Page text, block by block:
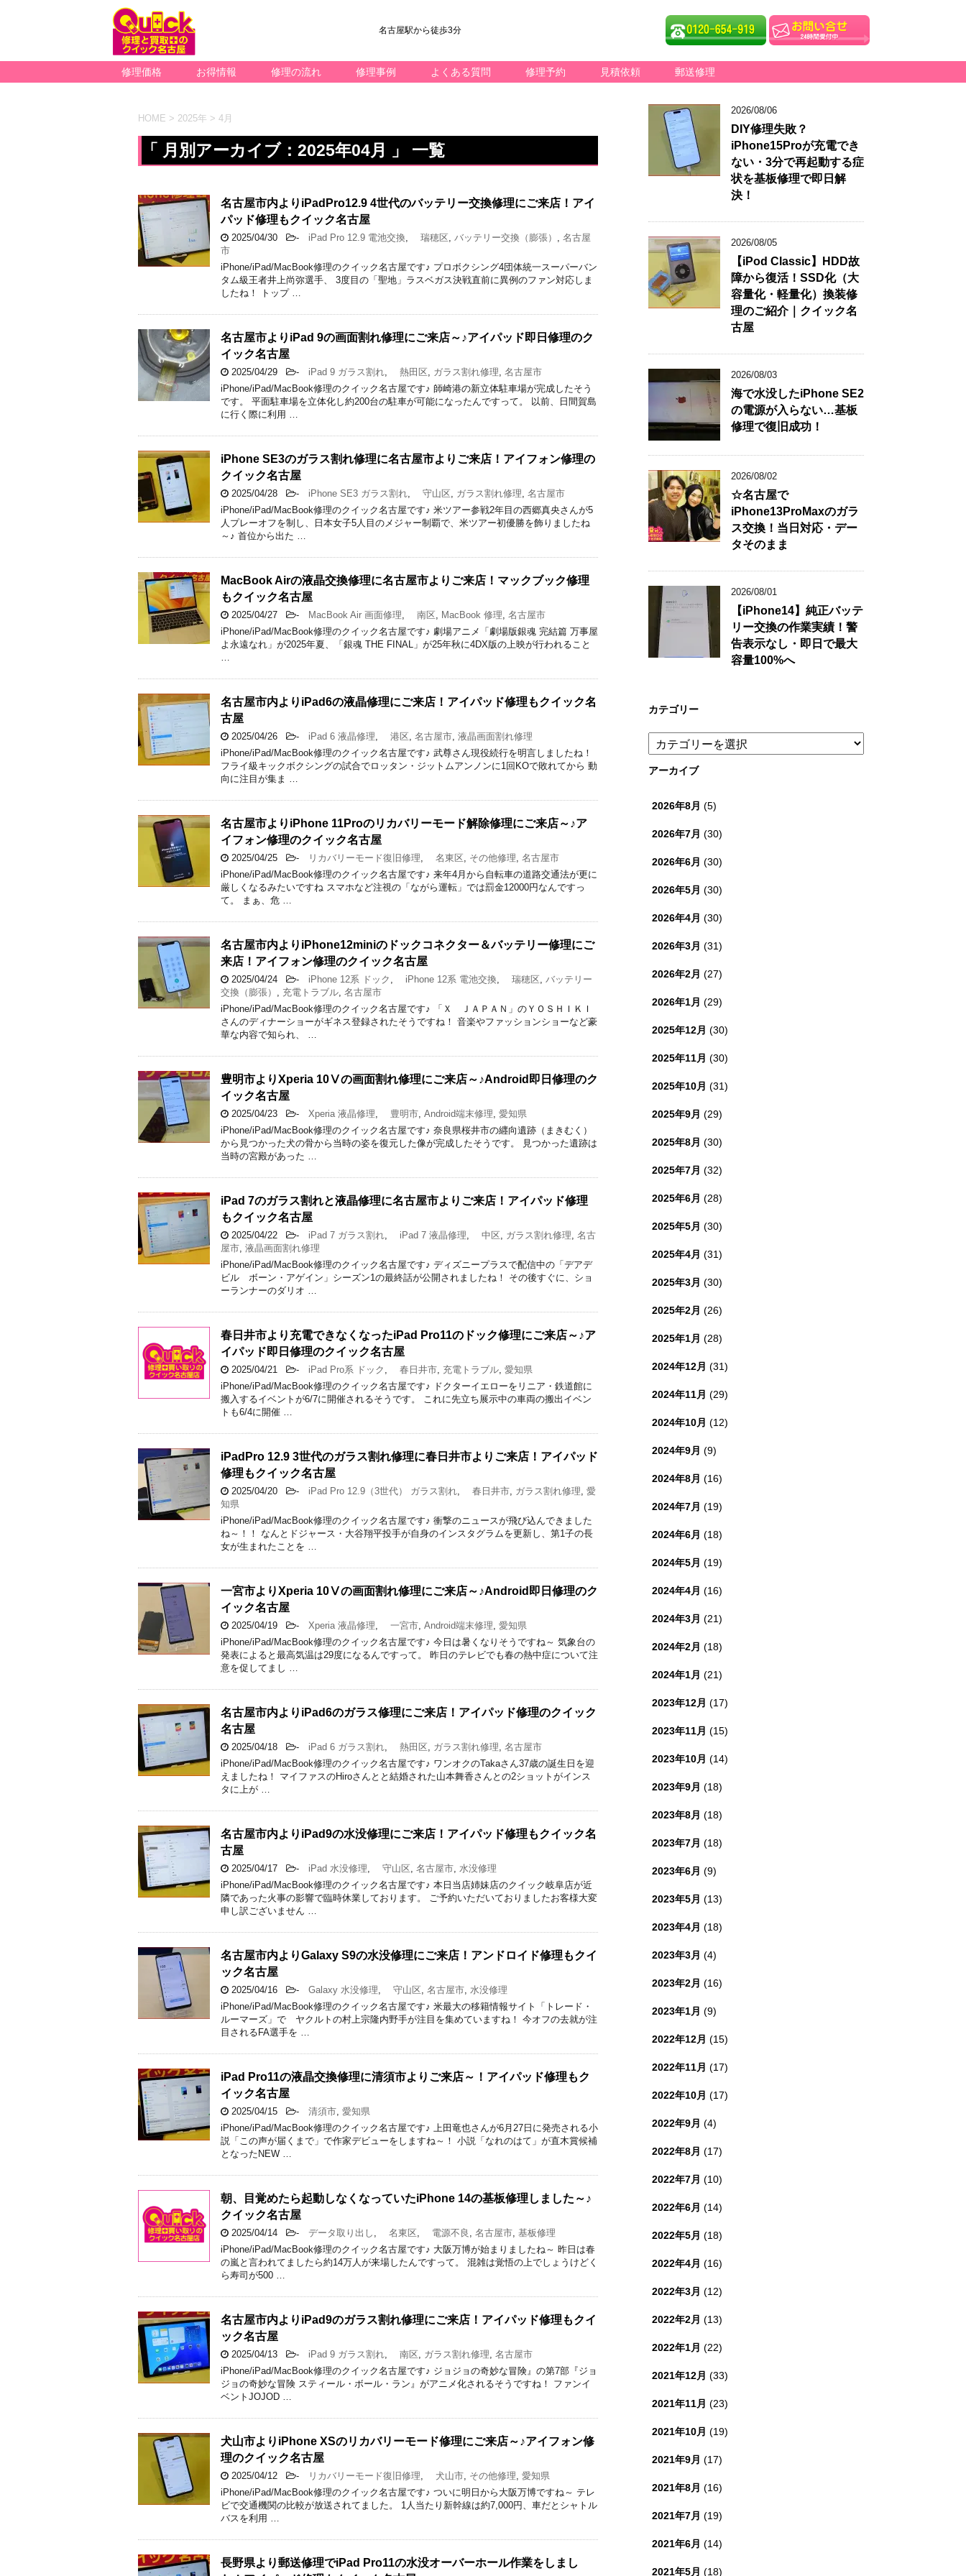
名古屋駅から徒歩3分
修理価格 お得情報 修理の流れ 修理事例 よくある質問 修理予約 見積依頼 郵送修理
HOME > 2025年 > 4月
「 月別アーカイブ：2025年04月 」 一覧
名古屋市内よりiPadPro12.9 4世代のバッテリー交換修理にご来店！アイ
パッド修理もクイック名古屋
2025/04/30 - iPad Pro 12.9 電池交換, 瑞穂区, バッテリー交換（膨張） , 名古屋
市
iPhone/iPad/MacBook修理のクイック名古屋です♪ プロボクシング4団体統一スーパーバン
タム級王者井上尚弥選手、 3度目の「聖地」ラスベガス決戦直前に異例のファン対応しま
したね！ トップ …
名古屋市よりiPad 9の画面割れ修理にご来店～♪アイパッド即日修理のク
イック名古屋
2025/04/29 - iPad 9 ガラス割れ, 熱田区, ガラス割れ修理, 名古屋市
iPhone/iPad/MacBook修理のクイック名古屋です♪ 師崎港の新立体駐車場が完成したそう
です。 平面駐車場を立体化し約200台の駐車が可能になったんですって。 以前、日間賀島
に行く際に利用 …
iPhone SE3のガラス割れ修理に名古屋市よりご来店！アイフォン修理の
クイック名古屋
2025/04/28 - iPhone SE3 ガラス割れ, 守山区, ガラス割れ修理, 名古屋市
iPhone/iPad/MacBook修理のクイック名古屋です♪ 米ツアー参戦2年目の西郷真央さんが5
人プレーオフを制し、日本女子5人目のメジャー制覇で、米ツアー初優勝を飾りましたね
～♪ 首位から出た …
MacBook Airの液晶交換修理に名古屋市よりご来店！マックブック修理
もクイック名古屋
2025/04/27 - MacBook Air 画面修理, 南区, MacBook 修理, 名古屋市
iPhone/iPad/MacBook修理のクイック名古屋です♪ 劇場アニメ「劇場版銀魂 完結篇 万事屋
よ永遠なれ」が2025年夏、「銀魂 THE FINAL」が25年秋に4DX版の上映が行われること
…
名古屋市内よりiPad6の液晶修理にご来店！アイパッド修理もクイック名
古屋
2025/04/26 - iPad 6 液晶修理, 港区, 名古屋市, 液晶画面割れ修理
iPhone/iPad/MacBook修理のクイック名古屋です♪ 武尊さん現役続行を明言しましたね！
フライ級キックボクシングの試合でロッタン・ジットムアンノンに1回KOで敗れてから 動
向に注目が集ま …
名古屋市よりiPhone 11Proのリカバリーモード解除修理にご来店～♪ア
イフォン修理のクイック名古屋
2025/04/25 - リカバリーモード復旧修理, 名東区, その他修理, 名古屋市
iPhone/iPad/MacBook修理のクイック名古屋です♪ 来年4月から自転車の道路交通法が更に
厳しくなるみたいですね スマホなど注視の「ながら運転」では罰金12000円なんですっ
て。 まぁ、危 …
名古屋市内よりiPhone12miniのドックコネクター＆バッテリー修理にご
来店！アイフォン修理のクイック名古屋
2025/04/24 - iPhone 12系 ドック , iPhone 12系 電池交換, 瑞穂区, バッテリー
交換（膨張） , 充電トラブル, 名古屋市
iPhone/iPad/MacBook修理のクイック名古屋です♪ 「Ｘ ＪＡＰＡＮ」のＹＯＳＨＩＫＩ
さんのディナーショーがギネス登録されたそうですね！ 音楽やファッションショーなど豪
華な内容で知られ、 …
豊明市よりXperia 10Ⅴの画面割れ修理にご来店～♪Android即日修理のク
イック名古屋
2025/04/23 - Xperia 液晶修理, 豊明市, Android端末修理, 愛知県
iPhone/iPad/MacBook修理のクイック名古屋です♪ 奈良県桜井市の纒向遺跡（まきむく）
から見つかった犬の骨から当時の姿を復元した像が完成したそうです。 見つかった遺跡は
当時の宮殿があった …
iPad 7のガラス割れと液晶修理に名古屋市よりご来店！アイパッド修理
もクイック名古屋
2025/04/22 - iPad 7 ガラス割れ, iPad 7 液晶修理, 中区, ガラス割れ修理, 名古
屋市, 液晶画面割れ修理
iPhone/iPad/MacBook修理のクイック名古屋です♪ ディズニープラスで配信中の「デアデ
ビル ボーン・アゲイン」シーズン1の最終話が公開されましたね！ その後すぐに、ショ
ーランナーのダリオ …
春日井市より充電できなくなったiPad Pro11のドック修理にご来店～♪ア
イパッド即日修理のクイック名古屋
2025/04/21 - iPad Pro系 ドック , 春日井市, 充電トラブル, 愛知県
iPhone/iPad/MacBook修理のクイック名古屋です♪ ドクターイエローをリニア・鉄道館に
搬入するイベントが6/7に開催されるそうです。 これに先立ち展示中の車両の搬出イベン
トも6/4に開催 …
iPadPro 12.9 3世代のガラス割れ修理に春日井市よりご来店！アイパッド
修理もクイック名古屋
2025/04/20 - iPad Pro 12.9（3世代） ガラス割れ, 春日井市, ガラス割れ修理, 愛
知県
iPhone/iPad/MacBook修理のクイック名古屋です♪ 衝撃のニュースが飛び込んできました
ね～！！ なんとドジャース・大谷翔平投手が自身のインスタグラムを更新し、第1子の長
女が生まれたことを …
一宮市よりXperia 10Ⅴの画面割れ修理にご来店～♪Android即日修理のク
イック名古屋
2025/04/19 - Xperia 液晶修理, 一宮市, Android端末修理, 愛知県
iPhone/iPad/MacBook修理のクイック名古屋です♪ 今日は暑くなりそうですね～ 気象台の
発表によると最高気温は29度になるんですって。 昨日のテレビでも春の熱中症について注
意を促してまし …
名古屋市内よりiPad6のガラス修理にご来店！アイパッド修理のクイック
名古屋
2025/04/18 - iPad 6 ガラス割れ, 熱田区, ガラス割れ修理, 名古屋市
iPhone/iPad/MacBook修理のクイック名古屋です♪ ワンオクのTakaさん37歳の誕生日を迎
えましたね！ マイファスのHiroさんとと結婚された山本舞香さんとの2ショットがインス
タに上が …
名古屋市内よりiPad9の水没修理にご来店！アイパッド修理もクイック名
古屋
2025/04/17 - iPad 水没修理, 守山区, 名古屋市, 水没修理
iPhone/iPad/MacBook修理のクイック名古屋です♪ 本日当店姉妹店のクイック岐阜店が近
隣であった火事の影響で臨時休業しております。 ご予約いただいておりましたお客様大変
申し訳ございません …
名古屋市内よりGalaxy S9の水没修理にご来店！アンドロイド修理もクイ
ック名古屋
2025/04/16 - Galaxy 水没修理, 守山区, 名古屋市, 水没修理
iPhone/iPad/MacBook修理のクイック名古屋です♪ 米最大の移籍情報サイト「トレード・
ルーマーズ」で ヤクルトの村上宗隆内野手が注目を集めていますね！ 今オフの去就が注
目されるFA選手を …
iPad Pro11の液晶交換修理に清須市よりご来店～！アイパッド修理もク
イック名古屋
2025/04/15 - 清須市, 愛知県
iPhone/iPad/MacBook修理のクイック名古屋です♪ 上田竜也さんが6月27日に発売される小
説「この声が届くまで」で作家デビューをしますね～！ 小説「なれのはて」が直木賞候補
となったNEW …
朝、目覚めたら起動しなくなっていたiPhone 14の基板修理しました～♪
クイック名古屋
2025/04/14 - データ取り出し , 名東区, 電源不良 , 名古屋市, 基板修理
iPhone/iPad/MacBook修理のクイック名古屋です♪ 大阪万博が始まりましたね～ 昨日は春
の嵐と言われてましたら約14万人が来場したんですって。 混雑は覚悟の上でしょうけどく
ら寿司が500 …
名古屋市内よりiPad9のガラス割れ修理にご来店！アイパッド修理もクイ
ック名古屋
2025/04/13 - iPad 9 ガラス割れ, 南区, ガラス割れ修理, 名古屋市
iPhone/iPad/MacBook修理のクイック名古屋です♪ ジョジョの奇妙な冒険』の第7部『ジョ
ジョの奇妙な冒険 スティール・ボール・ラン』がアニメ化されるそうですね！ ファンイ
ベントJOJOD …
犬山市よりiPhone XSのリカバリーモード修理にご来店～♪アイフォン修
理のクイック名古屋
2025/04/12 - リカバリーモード復旧修理, 犬山市, その他修理, 愛知県
iPhone/iPad/MacBook修理のクイック名古屋です♪ ついに明日から大阪万博ですね～ テレ
ビで交通機関の比較が放送されてました。 1人当たり新幹線は約7,000円、車だとシャトル
バスを利用 …
長野県より郵送修理でiPad Pro11の水没オーバーホール作業をしまし
2026/08/06
DIY修理失敗？
iPhone15Proが充電でき
ない・3分で再起動する症
状を基板修理で即日解
決！
2026/08/05
【iPod Classic】HDD故
障から復活！SSD化（大
容量化・軽量化）換装修
理のご紹介｜クイック名
古屋
2026/08/03
海で水没したiPhone SE2
の電源が入らない…基板
修理で復旧成功！
2026/08/02
☆名古屋で
iPhone13ProMaxのガラ
ス交換！当日対応・デー
タそのまま
2026/08/01
【iPhone14】純正バッテ
リー交換の作業実績！警
告表示なし・即日で最大
容量100%へ
カテゴリー
テ
ゴ
アーカイブ
2026年8月 (5)
2026年7月 (30)
2026年6月 (30)
2026年5月 (30)
2026年4月 (30)
2026年3月 (31)
2026年2月 (27)
2026年1月 (29)
2025年12月 (30)
2025年11月 (30)
2025年10月 (31)
2025年9月 (29)
2025年8月 (30)
2025年7月 (32)
2025年6月 (28)
2025年5月 (30)
2025年4月 (31)
2025年3月 (30)
2025年2月 (26)
2025年1月 (28)
2024年12月 (31)
2024年11月 (29)
2024年10月 (12)
2024年9月 (9)
2024年8月 (16)
2024年7月 (19)
2024年6月 (18)
2024年5月 (19)
2024年4月 (16)
2024年3月 (21)
2024年2月 (18)
2024年1月 (21)
2023年12月 (17)
2023年11月 (15)
2023年10月 (14)
2023年9月 (18)
2023年8月 (18)
2023年7月 (18)
2023年6月 (9)
2023年5月 (13)
2023年4月 (18)
2023年3月 (4)
2023年2月 (16)
2023年1月 (9)
2022年12月 (15)
2022年11月 (17)
2022年10月 (17)
2022年9月 (4)
2022年8月 (17)
2022年7月 (10)
2022年6月 (14)
2022年5月 (18)
2022年4月 (16)
2022年3月 (12)
2022年2月 (13)
2022年1月 (22)
2021年12月 (33)
2021年11月 (23)
2021年10月 (19)
2021年9月 (17)
2021年8月 (16)
2021年7月 (19)
2021年6月 (14)
2021年5月 (18)